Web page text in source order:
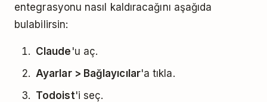
entegrasyonu nasıl kaldıracağını aşağıda
bulabilirsin:
Claude 'u aç.
Ayarlar > Bağlayıcılar'a tıkla.
Todoist'i seç.